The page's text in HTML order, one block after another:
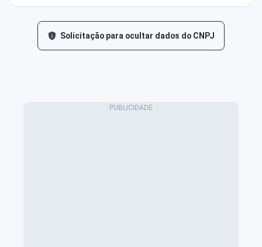
Solicitação para ocultar dados do CNPJ